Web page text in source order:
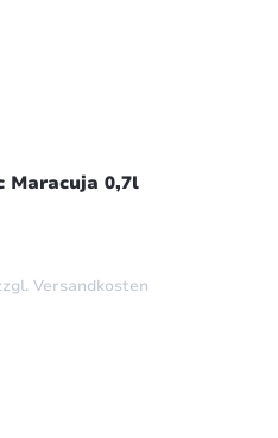
Maracuja 0,7l
Versandkosten